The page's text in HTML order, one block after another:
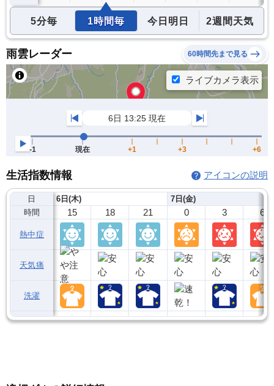
5分毎 1時間毎 今日明日 2週間天気
雨雲レーダー 60時間先まで見る
生活指数情報 アイコンの説明
日
時間
熱中症
天気痛
洗濯
6日(木)
15 18 21
7日(金)
0 3 6